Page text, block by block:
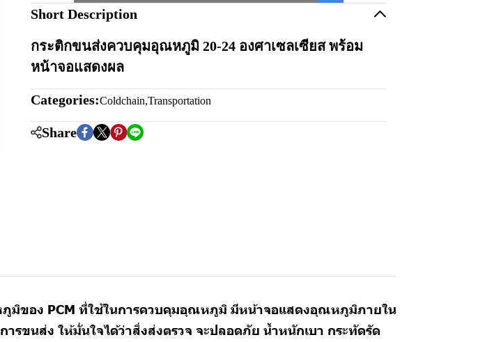
Short Description
กระติกขนส่งควบคุมอุณหภูมิ 20-24 องศาเซลเซียส พร้อม
หน้าจอแสดงผล
Categories:Coldchain,Transportation
Share
มิของ PCM ที่ใช้ในการควบคุมอุณหภูมิ มีหน้าจอแสดงอุณหภูมิภายใน
ขนส่ง ให้มั่นใจได้ว่าสิ่งส่งตรวจ จะปลอดภัย น้ำหนักเบา กระทัดรัด